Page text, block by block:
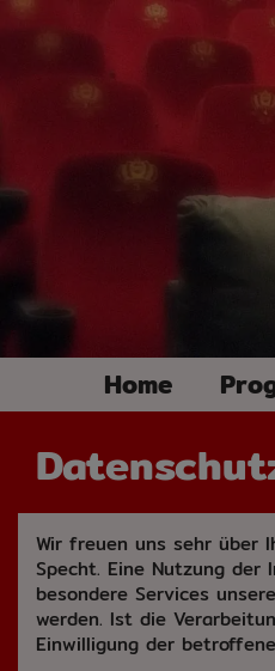
Home
Wir freuen uns sehr über
Specht. Eine Nutzung
besondere Services
werden. Ist die
Einwilligung der